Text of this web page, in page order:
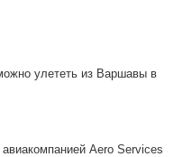
улететь из Варшавы в
Aero Services